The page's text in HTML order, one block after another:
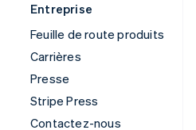
Entreprise
Feuille de route produits
Carrières
Presse
Stripe Press
Contactez-nous